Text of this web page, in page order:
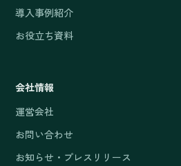
導入事例紹介
お役立ち資料
会社情報
運営会社
お問い合わせ
お知らせ・プレスリリース